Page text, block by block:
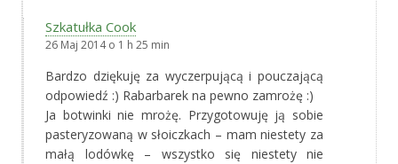
Szkatułka Cook
26 Maj 2014 o 1 h 25 min
Bardzo dziękuję za wyczerpującą i pouczającą
odpowiedź :) Rabarbarek na pewno zamrożę :)
Ja botwinki nie mrożę. Przygotowuję ją sobie
pasteryzowaną w słoiczkach – mam niestety za
małą lodówkę – wszystko się niestety nie